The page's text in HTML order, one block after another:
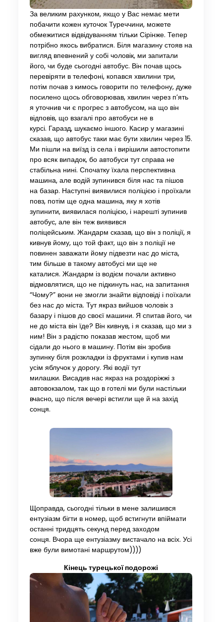
За великим рахунком, якщо у Вас немає мети
побачити кожен куточок Туреччини, можете
обмежитися відвідуванням тільки Сірінже. Тепер
потрібно якось вибратися. Біля магазину стояв на
вигляд впевнений у собі чоловік, ми запитали
його, чи буде сьогодні автобус. Він почав щось
перевіряти в телефоні, копався хвилини три,
потім почав з кимось говорити по телефону, дуже
посилено щось обговорював, хвилин через п’ять
я уточнив чи є прогрес з автобусом, на що він
відповів, що взагалі про автобуси не в
курсі. Гаразд, шукаємо іншого. Касир у магазині
сказав, що автобус таки має бути хвилин через 15.
Ми пішли на виїзд із села і вирішили автостопити
про всяк випадок, бо автобуси тут справа не
стабільна нині. Спочатку їхала перспективна
машина, але водій зупинився біля нас та пішов
на базар. Наступні виявилися поліцією і проїхали
повз, потім ще одна машина, яку я хотів
зупинити, виявилася поліцією, і нарешті зупинив
автобус, але він теж виявився
поліцейським. Жандарм сказав, що він з поліції, я
кивнув йому, що той факт, що він з поліції не
повинен заважати йому підвезти нас до міста,
тим більше в такому автобусі ми ще не
каталися. Жандарм із водієм почали активно
відмовлятися, що не підкинуть нас, на запитання
“Чому?” вони не змогли знайти відповіді і поїхали
без нас до міста. Тут якраз вийшов чоловік з
базару і пішов до своєї машини. Я спитав його, чи
не до міста він їде? Він кивнув, і я сказав, що ми з
ним! Він з радістю показав жестом, щоб ми
сідали до нього в машину. Потім він зробив
зупинку біля розкладки із фруктами і купив нам
усім яблучок у дорогу. Які водії тут
милашки. Висадив нас якраз на роздоріжжі з
автовокзалом, так що в готелі ми були настільки
вчасно, що після вечері встигли ще й на захід
сонця.
Щоправда, сьогодні тільки в мене залишився
ентузіазм бігти в номер, щоб встигнути впіймати
останні тридцять секунд перед заходом
сонця. Вчора ще ентузіазму вистачало на всіх. Усі
вже були вимотані маршрутом))))
Кінець турецької подорожі